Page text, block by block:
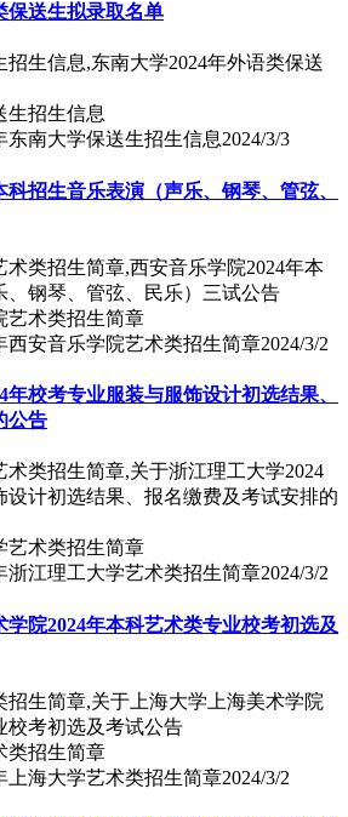
保送生拟录取名单
招生信息,东南大学2024年外语类保送
东南大学保送生招生信息2024/3/3
招生音乐表演（声乐、钢琴、管弦、
术类招生简章,西安音乐学院2024年本
、钢琴、管弦、民乐）三试公告
西安音乐学院艺术类招生简章2024/3/2
年校考专业服装与服饰设计初选结果、
公告
术类招生简章,关于浙江理工大学2024
设计初选结果、报名缴费及考试安排的
浙江理工大学艺术类招生简章2024/3/2
院2024年本科艺术类专业校考初选及
招生简章,关于上海大学上海美术学院
校考初选及考试公告
上海大学艺术类招生简章2024/3/2